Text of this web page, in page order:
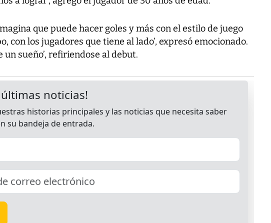
que puede hacer goles y más con el estilo de juego
con los jugadores que tiene al lado’, expresó emocionado.
un sueño’, refiriendose al debut.